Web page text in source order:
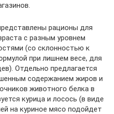
рационы для
с разным уровнем
(со склонностью к
при лишнем весе, для
Отдельно предлагается
содержанием жиров и
животного белка в
курица и лосось (в виде
на куриное мясо подойдет